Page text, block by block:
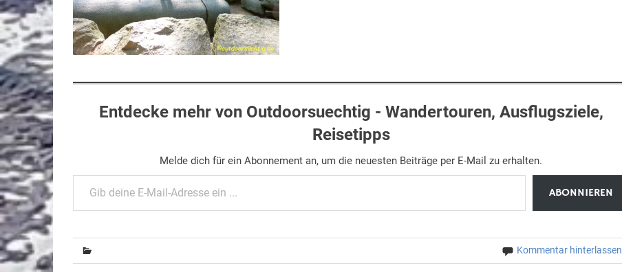
Entdecke mehr von Outdoorsuechtig - Wandertouren, Ausflugsziele,
Reisetipps
Melde dich für ein Abonnement an, um die neuesten Beiträge per E-Mail zu erhalten.
Gib deine E-Mail-Adresse ein ...
ABONNIEREN
Kommentar hinterlassen